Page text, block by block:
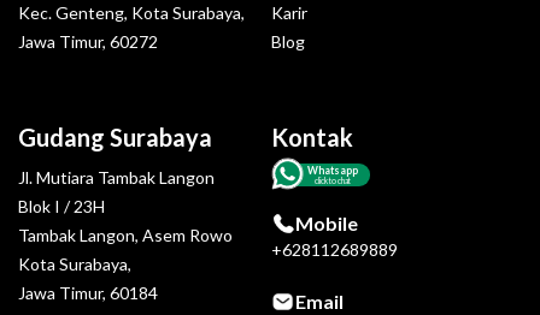
Gudang Surabaya
Jl. Mutiara Tambak Langon
Blok I / 23H
Tambak Langon, Asem Rowo
Kota Surabaya,
Jawa Timur, 60184
Kec. Genteng, Kota Surabaya,
Jawa Timur, 60272
Kontak
Whatsapp
click to chat
Mobile
+628112689889
Email
Karir
Blog